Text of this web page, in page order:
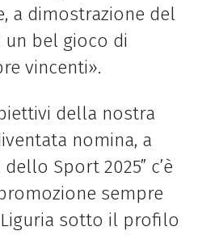
a dimostrazione del
bel gioco di
vincenti».
della nostra
nomina, a
Sport 2025” c’è
sempre
sotto il profilo